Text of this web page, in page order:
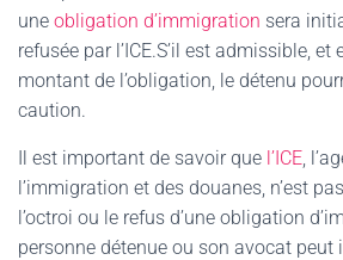
une obligation d’immigration sera
refusée par l’ICE.S’il est admissible,
montant de l’obligation, le détenu
caution.
Il est important de savoir que l’ICE,
l’immigration et des douanes, n’est
l’octroi ou le refus d’une obligation
personne détenue ou son avocat peut